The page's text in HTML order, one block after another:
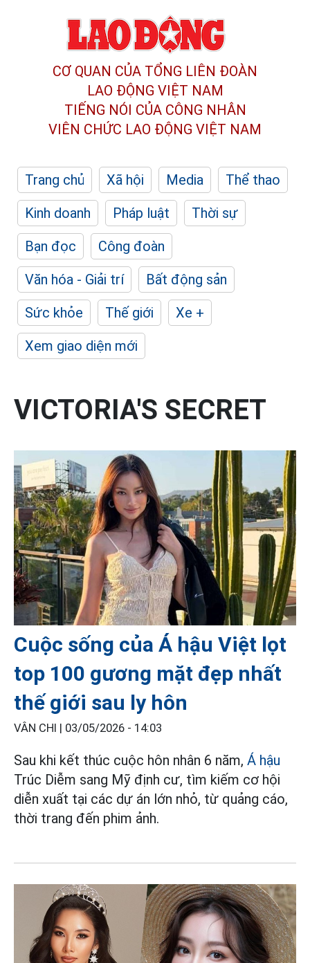
CƠ QUAN CỦA TỔNG LIÊN ĐOÀN
LAO ĐỘNG VIỆT NAM
TIẾNG NÓI CỦA CÔNG NHÂN
VIÊN CHỨC LAO ĐỘNG VIỆT NAM
Trang chủ Xã hội Media
Thể thao
Kinh doanh
Pháp luật
Thời sự
Bạn đọc
Công đoàn
Văn hóa - Giải trí
Bất động sản
Sức khỏe
Thế giới
Xe +
Xem giao diện mới
VICTORIA'S SECRET
Cuộc sống của Á hậu Việt lọt
top 100 gương mặt đẹp nhất
thế giới sau ly hôn
VÂN CHI | 03/05/2026 - 14:03
Sau khi kết thúc cuộc hôn nhân 6 năm, Á hậu
Trúc Diễm sang Mỹ định cư, tìm kiếm cơ hội
diễn xuất tại các dự án lớn nhỏ, từ quảng cáo,
thời trang đến phim ảnh.